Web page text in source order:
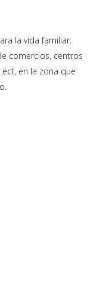
la vida familiar.
comercios, centros
en la zona que